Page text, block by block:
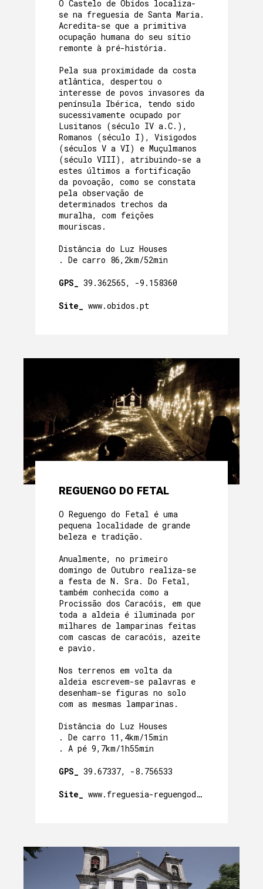
O Castelo de Óbidos localiza-
se na freguesia de Santa Maria.
Acredita-se que a primitiva
ocupação humana do seu sítio
remonte à pré-história.
Pela sua proximidade da costa
atlântica, despertou o
interesse de povos invasores da
península Ibérica, tendo sido
sucessivamente ocupado por
Lusitanos (século IV a.C.),
Romanos (século I), Visigodos
(séculos V a VI) e Muçulmanos
(século VIII), atribuindo-se a
estes últimos a fortificação
da povoação, como se constata
pela observação de
determinados trechos da
muralha, com feições
mouriscas.
Distância do Luz Houses
. De carro 86,2km/52min
GPS_ 39.362565, -9.158360
Site_ www.obidos.pt
REGUENGO DO FETAL
O Reguengo do Fetal é uma
pequena localidade de grande
beleza e tradição.
Anualmente, no primeiro
domingo de Outubro realiza-se
a festa de N. Sra. Do Fetal,
também conhecida como a
Procissão dos Caracóis, em que
toda a aldeia é iluminada por
milhares de lamparinas feitas
com cascas de caracóis, azeite
e pavio.
Nos terrenos em volta da
aldeia escrevem-se palavras e
desenham-se figuras no solo
com as mesmas lamparinas.
Distância do Luz Houses
. De carro 11,4km/15min
. A pé 9,7km/1h55min
GPS_ 39.67337, -8.756533
Site_ www.freguesia-reguengodofetal.pt